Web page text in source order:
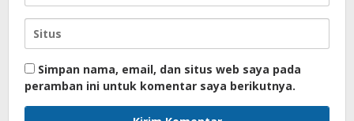
Simpan nama, email, dan situs web saya pada
peramban ini untuk komentar saya berikutnya.